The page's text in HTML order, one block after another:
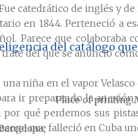
catedrático de inglés y
en 1844. Perteneció a
Parece que colaboraba
del que se anunció
niña en el vapor
ir preparando la anexión
qué perdemos sus
que falleció en Cuba
del catálogo
Place of printing